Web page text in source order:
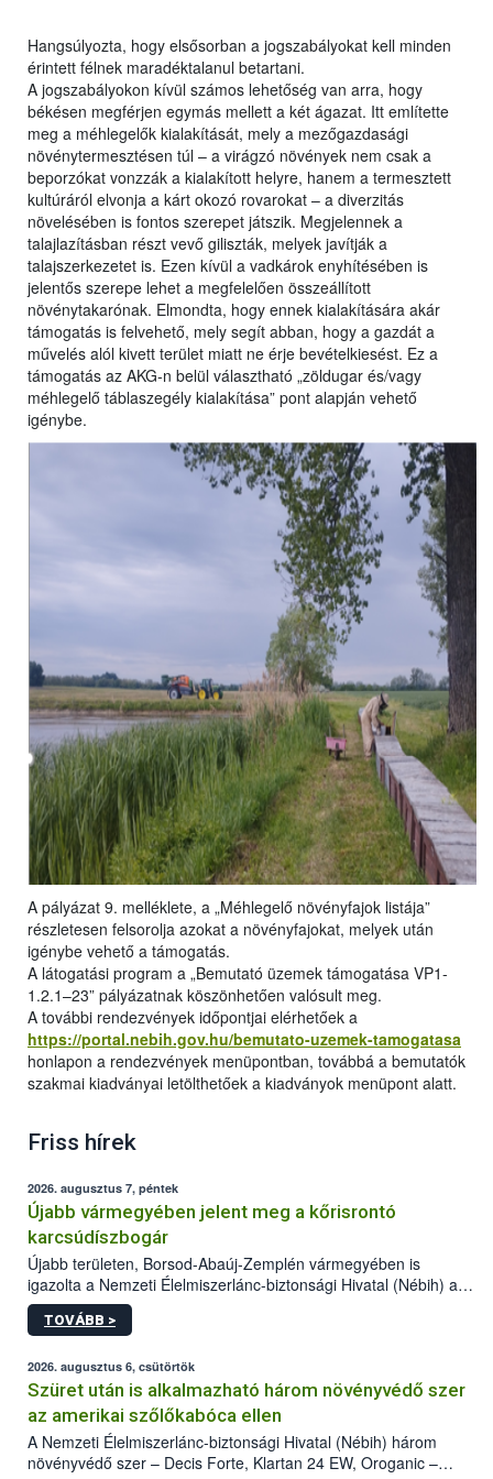
Hangsúlyozta, hogy elsősorban a jogszabályokat kell minden
érintett félnek maradéktalanul betartani.
A jogszabályokon kívül számos lehetőség van arra, hogy
békésen megférjen egymás mellett a két ágazat. Itt említette
meg a méhlegelők kialakítását, mely a mezőgazdasági
növénytermesztésen túl – a virágzó növények nem csak a
beporzókat vonzzák a kialakított helyre, hanem a termesztett
kultúráról elvonja a kárt okozó rovarokat – a diverzitás
növelésében is fontos szerepet játszik. Megjelennek a
talajlazításban részt vevő giliszták, melyek javítják a
talajszerkezetet is. Ezen kívül a vadkárok enyhítésében is
jelentős szerepe lehet a megfelelően összeállított
növénytakarónak. Elmondta, hogy ennek kialakítására akár
támogatás is felvehető, mely segít abban, hogy a gazdát a
művelés alól kivett terület miatt ne érje bevételkiesést. Ez a
támogatás az AKG-n belül választható „zöldugar és/vagy
méhlegelő táblaszegély kialakítása” pont alapján vehető
igénybe.
A pályázat 9. melléklete, a „Méhlegelő növényfajok listája”
részletesen felsorolja azokat a növényfajokat, melyek után
igénybe vehető a támogatás.
A látogatási program a „Bemutató üzemek támogatása VP1-
1.2.1–23” pályázatnak köszönhetően valósult meg.
A további rendezvények időpontjai elérhetőek a
https://portal.nebih.gov.hu/bemutato-uzemek-tamogatasa
honlapon a rendezvények menüpontban, továbbá a bemutatók
szakmai kiadványai letölthetőek a kiadványok menüpont alatt.
Friss hírek
2026. augusztus 7, péntek
Újabb vármegyében jelent meg a kőrisrontó
karcsúdíszbogár
Újabb területen, Borsod-Abaúj-Zemplén vármegyében is
igazolta a Nemzeti Élelmiszerlánc-biztonsági Hivatal (Nébih) a
kőrisrontó karcsúdíszbogár (Agrilus planipennis) jelenlétét. A
kártevőt nem csak színcsapdában találták meg, de már fertőzött
az intenzív felderítést, emellett az intézkedéseket a szlovák
hatósággal is összehangolják a terjedés megállítása érdekében.
TOVÁBB >
2026. augusztus 6, csütörtök
Szüret után is alkalmazható három növényvédő szer
az amerikai szőlőkabóca ellen
A Nemzeti Élelmiszerlánc-biztonsági Hivatal (Nébih) három
növényvédő szer – Decis Forte, Klartan 24 EW, Oroganic –